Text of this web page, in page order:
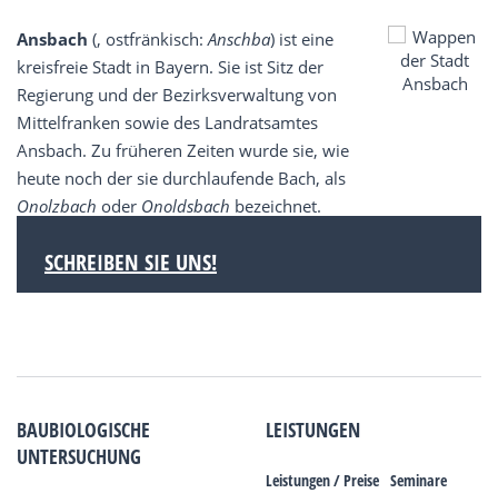
Ansbach (, ostfränkisch:Anschba) ist eine
kreisfreie Stadt in Bayern. Sie ist Sitz der
Regierung und der Bezirksverwaltung von
Mittelfranken sowie des Landratsamtes
Ansbach. Zu früheren Zeiten wurde sie, wie
heute noch der sie durchlaufende Bach, als
Onolzbach oder Onoldsbach bezeichnet.
SCHREIBEN SIE UNS!
BAUBIOLOGISCHE
UNTERSUCHUNG
LEISTUNGEN
Leistungen / Preise Seminare